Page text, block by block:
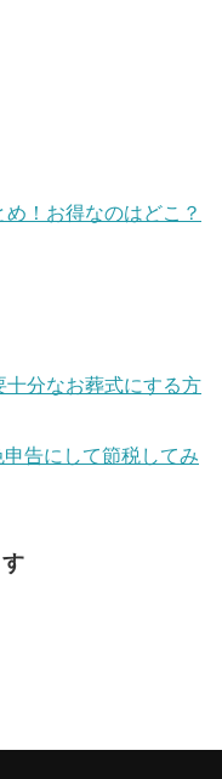
！お得なのはどこ？
分なお葬式にする方
告にして節税してみ